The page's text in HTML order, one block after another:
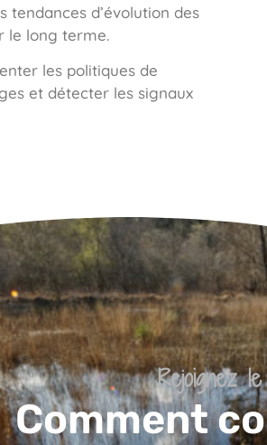
tendances d’évolution des
le long terme.
les politiques de
et détecter les signaux
Rejoignez
Comment